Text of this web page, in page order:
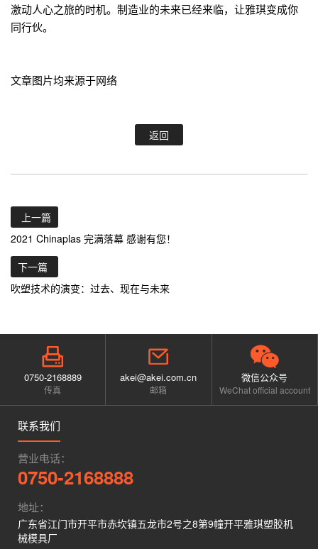
激动人心之旅的时机。制造业的未来已经来临，让雅琪变成你
同行伙。
文章图片均来源于网络
返回
上一篇
2021 Chinaplas 完满落幕 感谢有您！
下一篇
吹塑技术的演变：过去、现在与未来
0750-2168889
传真
akei@akei.com.cn
邮箱
微信公众号
WeChat official account
联系我们
营业电话：
0750-2168888
地址：
广东省江门市开平市赤坎镇五龙市2号之8第9幢开平雅琪塑胶机
械模具厂